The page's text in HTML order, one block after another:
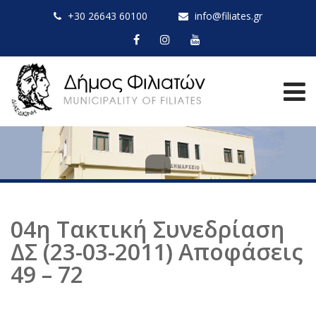
+30 26643 60100 info@filiates.gr
04η Τακτική Συνεδρίαση
ΔΣ (23-03-2011) Αποφάσεις
49 – 72